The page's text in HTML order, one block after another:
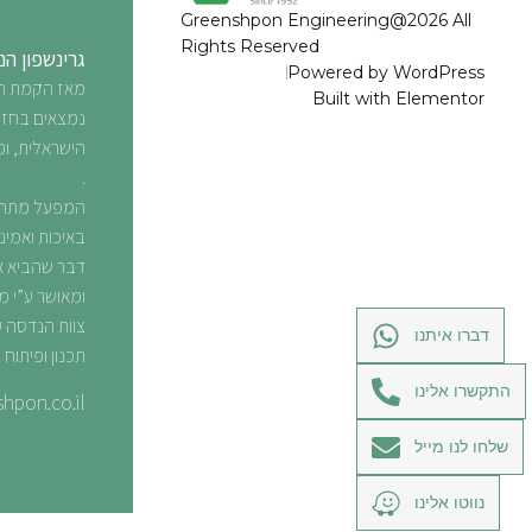
Greenshpon Engineering@2026 All
Rights Reserved
Powered by WordPress
Built with Elementor
גרינשפון
נמצאים
הישראלית,
.
המפעל
באיכות
דבר שהביא
ומאושר
צוות הנדסה
תכנון ופיתוח
דברו איתנו
התקשרו אלינו
שלחו לנו מייל
נווטו אלינו